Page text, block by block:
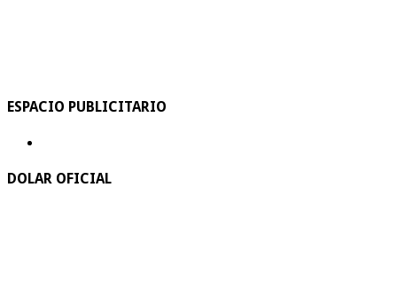
ESPACIO PUBLICITARIO
DOLAR OFICIAL